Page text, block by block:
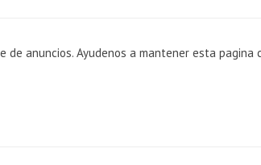
anuncios. Ayudenos a mantener esta pagina